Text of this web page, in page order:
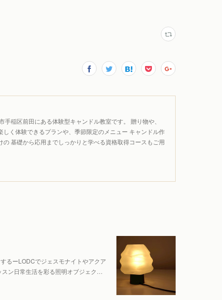
稲区前田にある体験型キャンドル教室です。 贈り物や、
く体験できるプランや、季節限定のメニュー キャンドル作
基礎から応用までしっかりと学べる資格取得コースもご用
るーLODCでジェスモナイトやアクア
ン日常生活を彩る照明オブジェク…